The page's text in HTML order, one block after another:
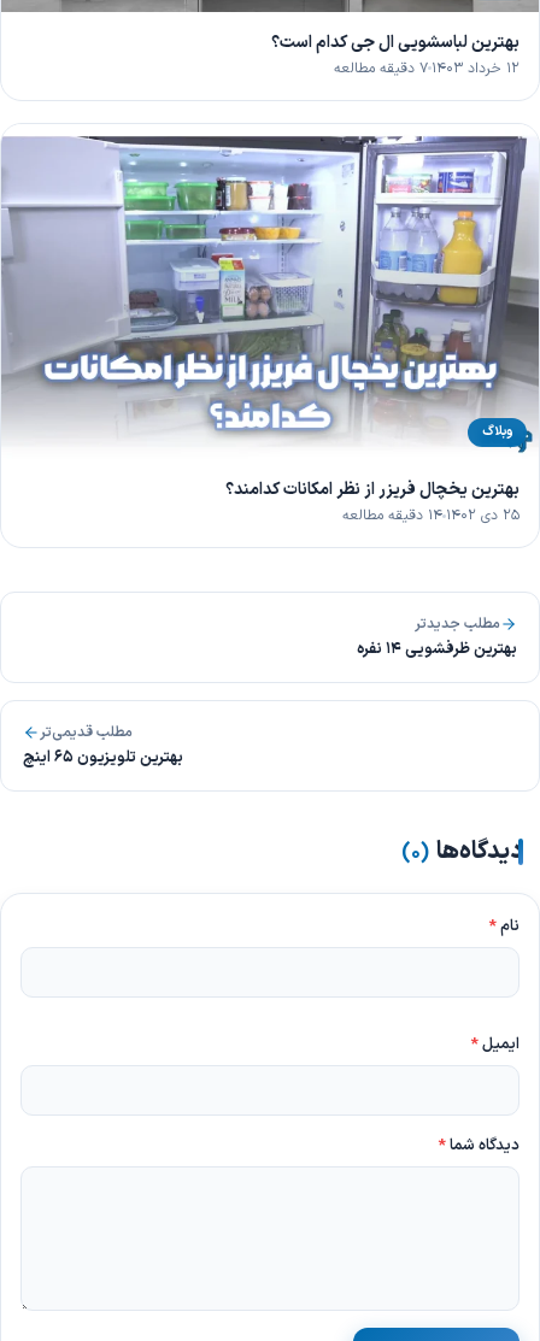
بهترین لباسشویی ال جی کدام است؟
۱۲ خرداد ۱۴۰۳ ۷ دقیقه مطالعه
وبلاگ
بهترین یخچال فریزر از نظر امکانات کدامند؟
۲۵ دی ۱۴۰۲ ۱۴ دقیقه مطالعه
مطلب جدیدتر
بهترین ظرفشویی 14 نفره
مطلب قدیمی‌تر
بهترین تلویزیون 65 اینچ
دیدگاه‌ها (۰)
نام*
ایمیل*
دیدگاه شما*